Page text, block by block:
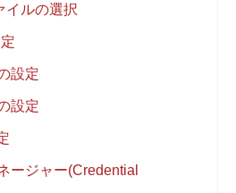
イルの選択
設定
設定
ージャー(Credential